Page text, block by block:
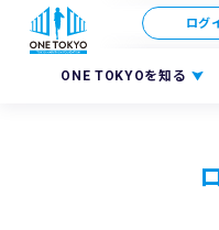
ONE TOKYOを知る
ログ